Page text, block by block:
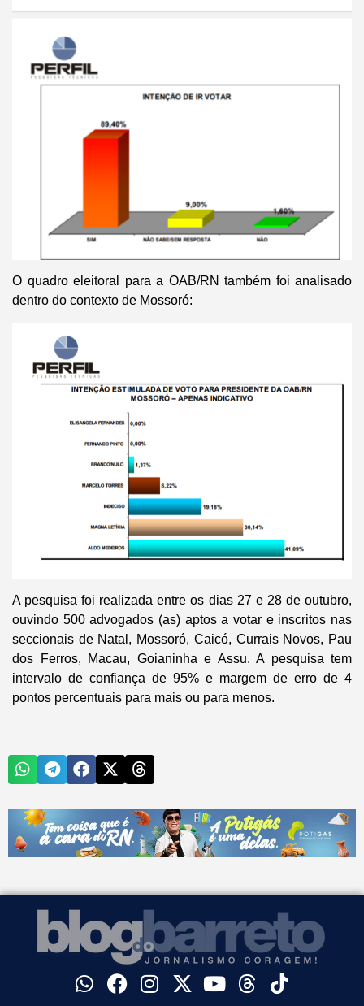
O quadro eleitoral para a OAB/RN também foi analisado
dentro do contexto de Mossoró:
A pesquisa foi realizada entre os dias 27 e 28 de outubro,
ouvindo 500 advogados (as) aptos a votar e inscritos nas
seccionais de Natal, Mossoró, Caicó, Currais Novos, Pau
dos Ferros, Macau, Goianinha e Assu. A pesquisa tem
intervalo de confiança de 95% e margem de erro de 4
pontos percentuais para mais ou para menos.